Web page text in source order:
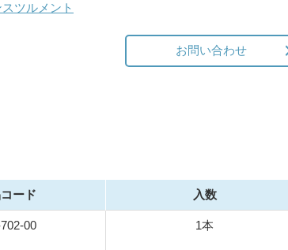
ツルメント
お問い合わせ
ード 入数
00 1本